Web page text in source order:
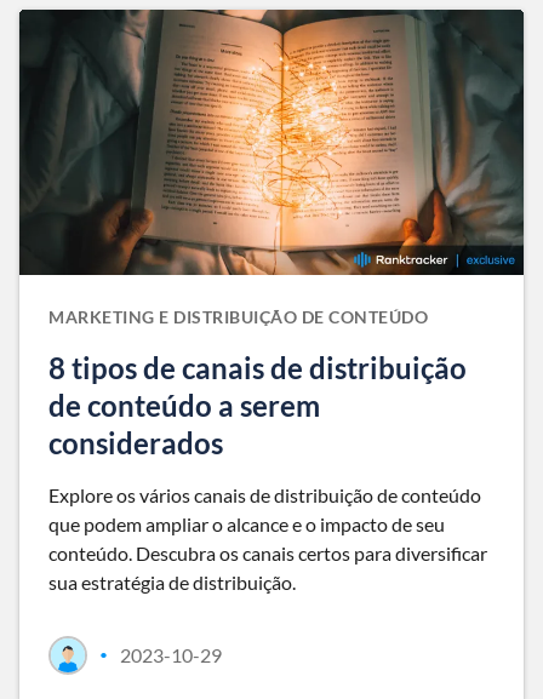
MARKETING E DISTRIBUIÇÃO DE CONTEÚDO
8 tipos de canais de distribuição
de conteúdo a serem
considerados
Explore os vários canais de distribuição de conteúdo
que podem ampliar o alcance e o impacto de seu
conteúdo. Descubra os canais certos para diversificar
sua estratégia de distribuição.
• 2023-10-29